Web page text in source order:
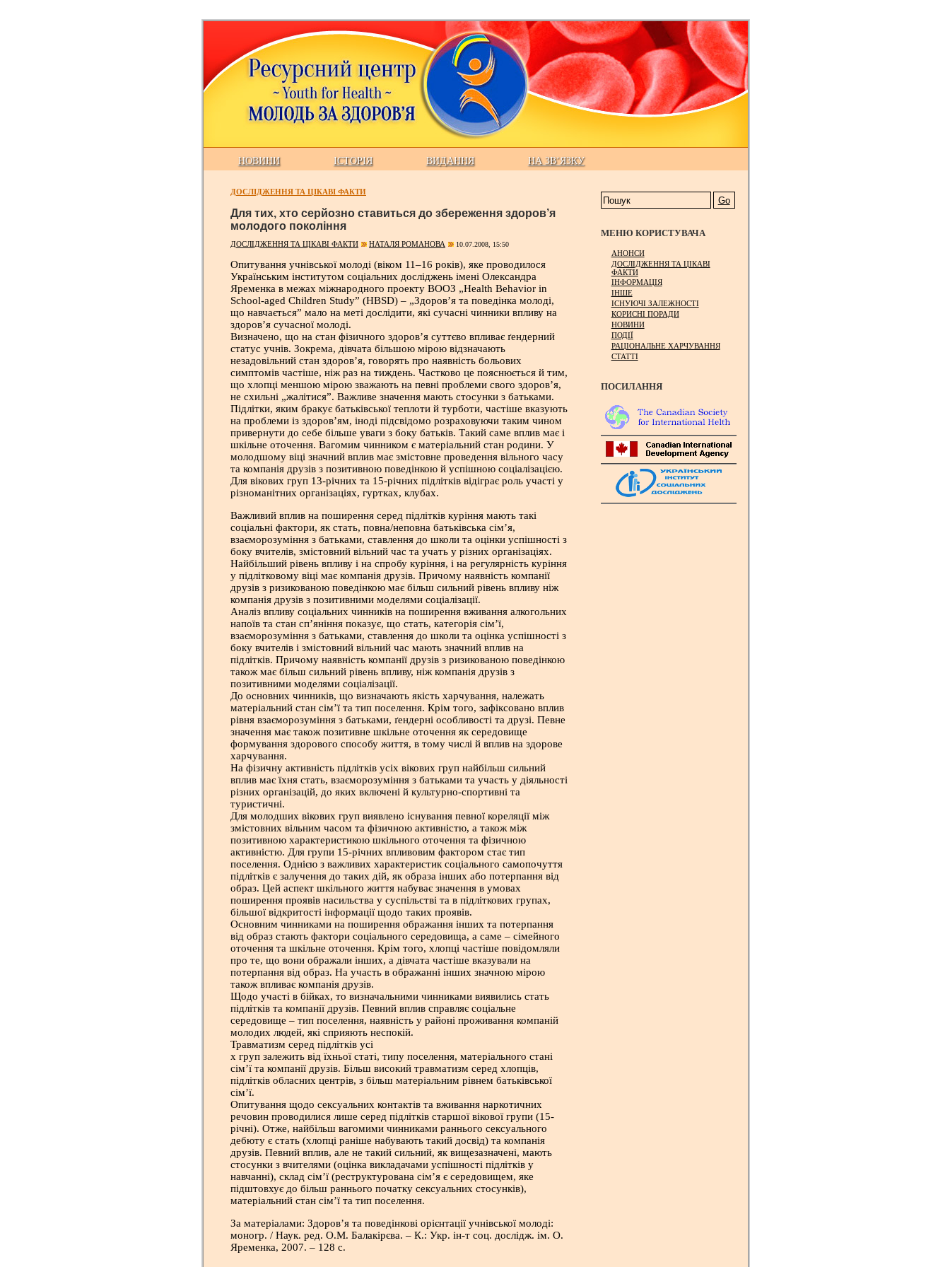
НОВИНИ ІСТОРІЯ ВИДАННЯ НА ЗВ’ЯЗКУ
ДОСЛІДЖЕННЯ ТА ЦІКАВІ ФАКТИ
Для тих, хто серйозно ставиться до збереження здоров’я
молодого покоління
ДОСЛІДЖЕННЯ ТА ЦІКАВІ ФАКТИ НАТАЛЯ РОМАНОВА 10.07.2008, 15:50
Опитування учнівської молоді (віком 11–16 років), яке проводилося
Українським інститутом соціальних досліджень імені Олександра
Яременка в межах міжнародного проекту ВООЗ „Health Behavior in
School-aged Children Study” (HBSD) – „Здоров’я та поведінка молоді,
що навчається” мало на меті дослідити, які сучасні чинники впливу на
здоров’я сучасної молоді.
Визначено, що на стан фізичного здоров’я суттєво впливає ґендерний
статус учнів. Зокрема, дівчата більшою мірою відзначають
незадовільний стан здоров’я, говорять про наявність больових
симптомів частіше, ніж раз на тиждень. Частково це пояснюється й тим,
що хлопці меншою мірою зважають на певні проблеми свого здоров’я,
не схильні „жалітися”. Важливе значення мають стосунки з батьками.
Підлітки, яким бракує батьківської теплоти й турботи, частіше вказують
на проблеми із здоров’ям, іноді підсвідомо розраховуючи таким чином
привернути до себе більше уваги з боку батьків. Такий саме вплив має і
шкільне оточення. Вагомим чинником є матеріальний стан родини. У
молодшому віці значний вплив має змістовне проведення вільного часу
та компанія друзів з позитивною поведінкою й успішною соціалізацією.
Для вікових груп 13-річних та 15-річних підлітків відіграє роль участі у
різноманітних організаціях, гуртках, клубах.
Важливий вплив на поширення серед підлітків куріння мають такі
соціальні фактори, як стать, повна/неповна батьківська сім’я,
взаєморозуміння з батьками, ставлення до школи та оцінки успішності з
боку вчителів, змістовний вільний час та учать у різних організаціях.
Найбільший рівень впливу і на спробу куріння, і на регулярність куріння
у підлітковому віці має компанія друзів. Причому наявність компанії
друзів з ризикованою поведінкою має більш сильний рівень впливу ніж
компанія друзів з позитивними моделями соціалізації.
Аналіз впливу соціальних чинників на поширення вживання алкогольних
напоїв та стан сп’яніння показує, що стать, категорія сім’ї,
взаєморозуміння з батьками, ставлення до школи та оцінка успішності з
боку вчителів і змістовний вільний час мають значний вплив на
підлітків. Причому наявність компанії друзів з ризикованою поведінкою
також має більш сильний рівень впливу, ніж компанія друзів з
позитивними моделями соціалізації.
До основних чинників, що визначають якість харчування, належать
матеріальний стан сім’ї та тип поселення. Крім того, зафіксовано вплив
рівня взаєморозуміння з батьками, ґендерні особливості та друзі. Певне
значення має також позитивне шкільне оточення як середовище
формування здорового способу життя, в тому числі й вплив на здорове
харчування.
На фізичну активність підлітків усіх вікових груп найбільш сильний
вплив має їхня стать, взаєморозуміння з батьками та участь у діяльності
різних організацій, до яких включені й культурно-спортивні та
туристичні.
Для молодших вікових груп виявлено існування певної кореляції між
змістовних вільним часом та фізичною активністю, а також між
позитивною характеристикою шкільного оточення та фізичною
активністю. Для групи 15-річних впливовим фактором стає тип
поселення. Однією з важливих характеристик соціального самопочуття
підлітків є залучення до таких дій, як образа інших або потерпання від
образ. Цей аспект шкільного життя набуває значення в умовах
поширення проявів насильства у суспільстві та в підліткових групах,
більшої відкритості інформації щодо таких проявів.
Основним чинниками на поширення ображання інших та потерпання
від образ стають фактори соціального середовища, а саме – сімейного
оточення та шкільне оточення. Крім того, хлопці частіше повідомляли
про те, що вони ображали інших, а дівчата частіше вказували на
потерпання від образ. На участь в ображанні інших значною мірою
також впливає компанія друзів.
Щодо участі в бійках, то визначальними чинниками виявились стать
підлітків та компанії друзів. Певний вплив справляє соціальне
середовище – тип поселення, наявність у районі проживання компаній
молодих людей, які сприяють неспокій.
Травматизм серед підлітків усі
х груп залежить від їхньої статі, типу поселення, матеріального стані
сім’ї та компанії друзів. Більш високий травматизм серед хлопців,
підлітків обласних центрів, з більш матеріальним рівнем батьківської
сім’ї.
Опитування щодо сексуальних контактів та вживання наркотичних
речовин проводилися лише серед підлітків старшої вікової групи (15-
річні). Отже, найбільш вагомими чинниками раннього сексуального
дебюту є стать (хлопці раніше набувають такий досвід) та компанія
друзів. Певний вплив, але не такий сильний, як вищезазначені, мають
стосунки з вчителями (оцінка викладачами успішності підлітків у
навчанні), склад сім’ї (реструктурована сім’я є середовищем, яке
підштовхує до більш раннього початку сексуальних стосунків),
матеріальний стан сім’ї та тип поселення.
За матеріалами: Здоров’я та поведінкові орієнтації учнівської молоді:
моногр. / Наук. ред. О.М. Балакірєва. – К.: Укр. ін-т соц. дослідж. ім. О.
Яременка, 2007. – 128 c.
МЕНЮ КОРИСТУВАЧА
АНОНСИ
ДОСЛІДЖЕННЯ ТА ЦІКАВІ
ФАКТИ
ІНФОРМАЦІЯ
ІНШЕ
ІСНУЮЧІ ЗАЛЕЖНОСТІ
КОРИСНІ ПОРАДИ
НОВИНИ
ПОДІЇ
РАЦІОНАЛЬНЕ ХАРЧУВАННЯ
СТАТТІ
ПОСИЛАННЯ